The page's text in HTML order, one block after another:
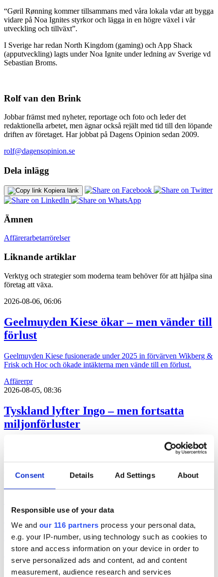
Consent Details Ad Settings About
Responsible use of your data
We and our 116 partners process your personal data,
e.g. your IP-number, using technology such as cookies to
store and access information on your device in order to
serve personalized ads and content, ad and content
measurement, audience research and services
“Gøril Rønning kommer tillsammans med våra lokala vdar att bygga
vidare på Noa Ignites styrkor och lägga in en högre växel i vår
utveckling och tillväxt”.
I Sverige har redan North Kingdom (gaming) och App Shack
(apputveckling) lagts under Noa Ignite under ledning av Sverige vd
Sebastian Broms.
Rolf van den Brink
Jobbar främst med nyheter, reportage och foto och leder det
redaktionella arbetet, men ägnar också rejält med tid till den löpande
driften av företaget. Har jobbat på Dagens Opinion sedan 2009.
rolf@dagensopinion.se
Dela inlägg
Kopiera länk
Ämnen
Affärerarbetarrörelser
Liknande artiklar
Verktyg och strategier som moderna team behöver för att hjälpa sina
företag att växa.
2026-08-06, 06:06
Geelmuyden Kiese ökar – men vänder till
förlust
Geelmuyden Kiese fusionerade under 2025 in förvärven Wikberg &
Frisk och Hoc och ökade intäkterna men vände till en förlust.
Affärerpr
2026-08-05, 08:36
Tyskland lyfter Ingo – men fortsatta
miljonförluster
WPPs prisbelönta kommunikationsbyrå Ingo höjer omsättningen via
ett tyskt uppdrag men dras fortsatt med miljonförluster.
2026-08-04, 07:22
av omsättningen men en marginell ökning av byråintäkten under
räkenskapsåret 2025.
Affärerpr
2026-08-03, 07:25